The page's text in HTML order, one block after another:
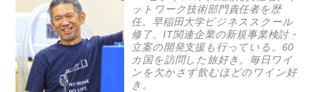
ットワーク技術部門責任者を歴
任。早稲田大学ビジネススクール
修了。IT関連企業の新規事業検討・
立案の開発支援も行っている。60
カ国を訪問した旅好き。毎日ワイ
ンを欠かさず飲むほどのワイン好
き。